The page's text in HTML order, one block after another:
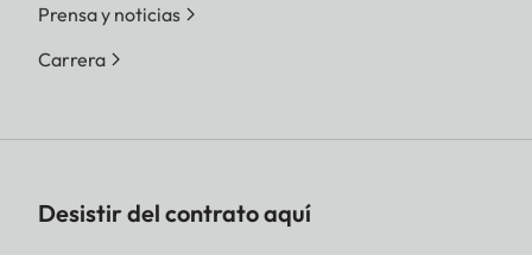
Prensa y noticias
Carrera
Desistir del contrato aquí